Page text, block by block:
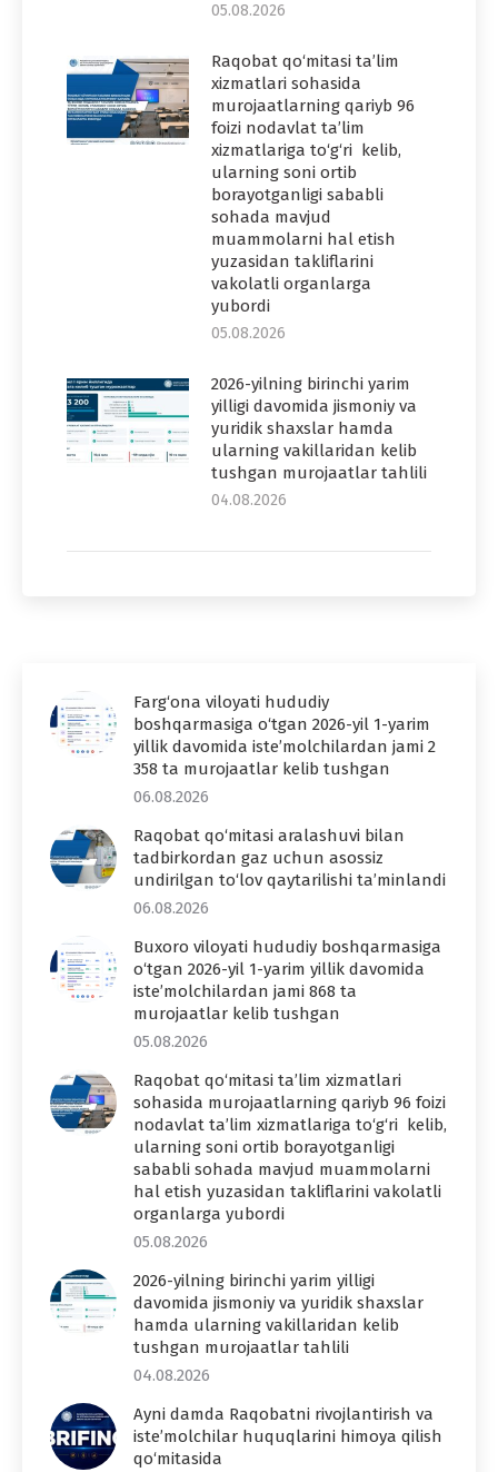
05.08.2026
Raqobat qo‘mitasi ta’lim
xizmatlari sohasida
murojaatlarning qariyb 96
foizi nodavlat ta’lim
xizmatlariga to‘g‘ri kelib,
ularning soni ortib
borayotganligi sababli
sohada mavjud
muammolarni hal etish
yuzasidan takliflarini
vakolatli organlarga
yubordi
05.08.2026
2026-yilning birinchi yarim
yilligi davomida jismoniy va
yuridik shaxslar hamda
ularning vakillaridan kelib
tushgan murojaatlar tahlili
04.08.2026
Farg‘ona viloyati hududiy
boshqarmasiga o‘tgan 2026-yil 1-yarim
yillik davomida iste’molchilardan jami 2
358 ta murojaatlar kelib tushgan
06.08.2026
Raqobat qo‘mitasi aralashuvi bilan
tadbirkordan gaz uchun asossiz
undirilgan to‘lov qaytarilishi ta’minlandi
06.08.2026
Buxoro viloyati hududiy boshqarmasiga
o‘tgan 2026-yil 1-yarim yillik davomida
iste’molchilardan jami 868 ta
murojaatlar kelib tushgan
05.08.2026
Raqobat qo‘mitasi ta’lim xizmatlari
sohasida murojaatlarning qariyb 96 foizi
nodavlat ta’lim xizmatlariga to‘g‘ri kelib,
ularning soni ortib borayotganligi
sababli sohada mavjud muammolarni
hal etish yuzasidan takliflarini vakolatli
organlarga yubordi
05.08.2026
2026-yilning birinchi yarim yilligi
davomida jismoniy va yuridik shaxslar
hamda ularning vakillaridan kelib
tushgan murojaatlar tahlili
04.08.2026
Ayni damda Raqobatni rivojlantirish va
iste’molchilar huquqlarini himoya qilish
qo‘mitasida